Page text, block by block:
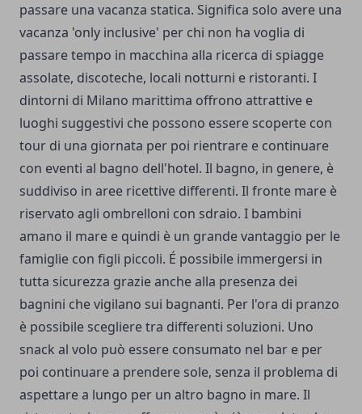
passare una vacanza statica. Significa solo avere una
vacanza 'only inclusive' per chi non ha voglia di
passare tempo in macchina alla ricerca di spiagge
assolate, discoteche, locali notturni e ristoranti. I
dintorni di Milano marittima offrono attrattive e
luoghi suggestivi che possono essere scoperte con
tour di una giornata per poi rientrare e continuare
con eventi al bagno dell'hotel. Il bagno, in genere, è
suddiviso in aree ricettive differenti. Il fronte mare è
riservato agli ombrelloni con sdraio. I bambini
amano il mare e quindi è un grande vantaggio per le
famiglie con figli piccoli. É possibile immergersi in
tutta sicurezza grazie anche alla presenza dei
bagnini che vigilano sui bagnanti. Per l'ora di pranzo
è possibile scegliere tra differenti soluzioni. Uno
snack al volo può essere consumato nel bar e per
poi continuare a prendere sole, senza il problema di
aspettare a lungo per un altro bagno in mare. Il